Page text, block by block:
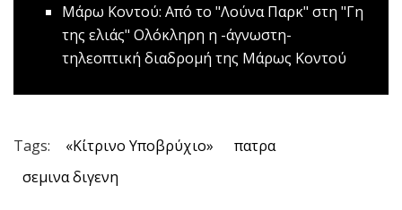
Mάρω Κοντού: Από το "Λούνα Παρκ" στη "Γη
της ελιάς" Ολόκληρη η -άγνωστη-
τηλεοπτική διαδρομή της Μάρως Κοντού
Tags: «Κίτρινο Υποβρύχιο»
πατρα
σεμινα διγενη